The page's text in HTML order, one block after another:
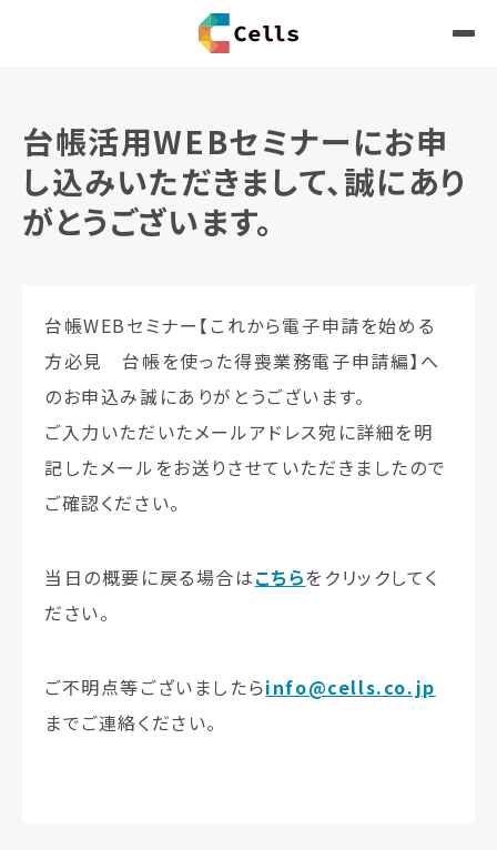
台帳活用WEBセミナーにお申
し込みいただきまして、誠にあり
がとうございます。
台帳WEBセミナー【これから電子申請を始める
方必見 台帳を使った得喪業務電子申請編】へ
のお申込み誠にありがとうございます。
ご入力いただいたメールアドレス宛に詳細を明
記したメールをお送りさせていただきましたので
ご確認ください。
当日の概要に戻る場合はこちらをクリックしてく
ださい。
ご不明点等ございましたらinfo@cells.co.jp
までご連絡ください。